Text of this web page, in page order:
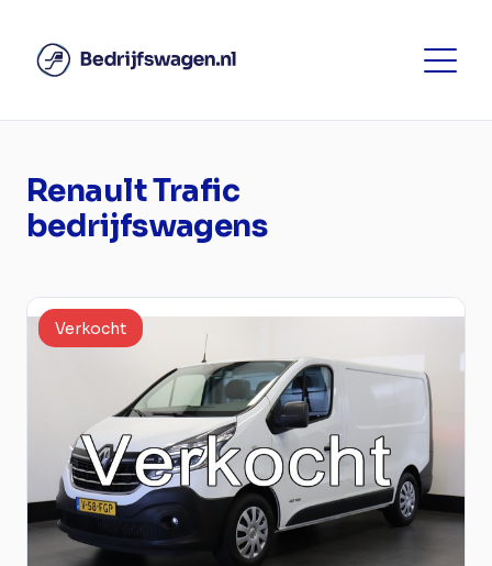
Renault Trafic
bedrijfswagens
Verkocht